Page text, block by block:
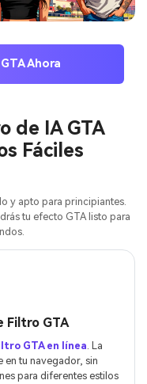
Ahora
de IA GTA
Fáciles
y apto para principiantes.
tu efecto GTA listo para
Filtro GTA
GTA en línea. La
en tu navegador, sin
para diferentes estilos